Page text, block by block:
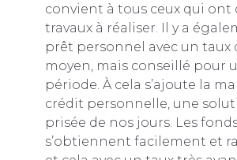
convient à tous ceux qui ont
travaux à réaliser. Il y a
prêt personnel avec un taux
moyen, mais conseillé pour
période. À cela s’ajoute la
crédit personnelle, une
prisée de nos jours. Les
s’obtiennent facilement et